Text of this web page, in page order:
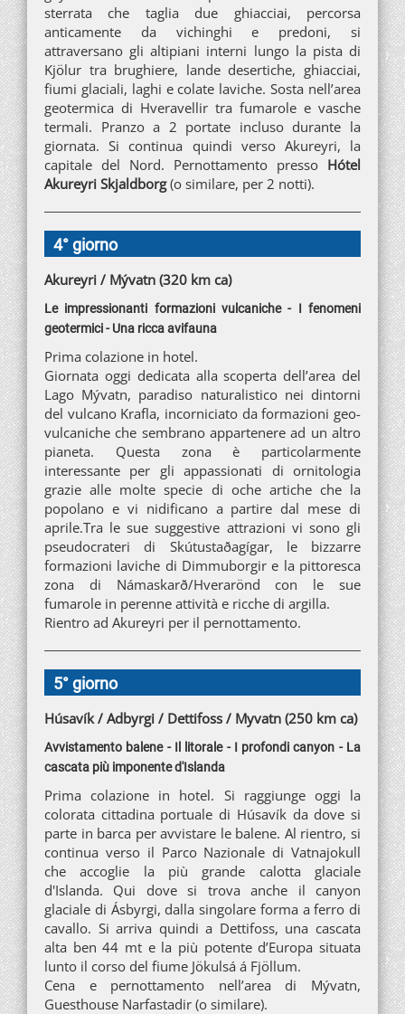
sterrata che taglia due ghiacciai, percorsa
anticamente da vichinghi e predoni, si
attraversano gli altipiani interni lungo la pista di
Kjölur tra brughiere, lande desertiche, ghiacciai,
fiumi glaciali, laghi e colate laviche. Sosta nell’area
geotermica di Hveravellir tra fumarole e vasche
termali. Pranzo a 2 portate incluso durante la
giornata. Si continua quindi verso Akureyri, la
capitale del Nord. Pernottamento presso Hótel
Akureyri Skjaldborg(o similare, per 2 notti).
4° giorno
Akureyri / Mývatn (320 km ca)
Le impressionanti formazioni vulcaniche - I fenomeni
geotermici - Una ricca avifauna
Prima colazione in hotel.
Giornata oggi dedicata alla scoperta dell’area del
Lago Mývatn, paradiso naturalistico nei dintorni
del vulcano Krafla, incorniciato da formazioni geo-
vulcaniche che sembrano appartenere ad un altro
pianeta. Questa zona è particolarmente
interessante per gli appassionati di ornitologia
grazie alle molte specie di oche artiche che la
popolano e vi nidificano a partire dal mese di
aprile.Tra le sue suggestive attrazioni vi sono gli
pseudocrateri di Skútustaðagígar, le bizzarre
formazioni laviche di Dimmuborgir e la pittoresca
zona di Námaskarð/Hverarönd con le sue
fumarole in perenne attività e ricche di argilla.
Rientro ad Akureyri per il pernottamento.
5° giorno
Húsavík / Adbyrgi / Dettifoss / Myvatn (250 km ca)
Avvistamento balene - Il litorale - I profondi canyon - La
cascata più imponente d'Islanda
Prima colazione in hotel. Si raggiunge oggi la
colorata cittadina portuale di Húsavík da dove si
parte in barca per avvistare le balene. Al rientro, si
continua verso il Parco Nazionale di Vatnajokull
che accoglie la più grande calotta glaciale
d'Islanda. Qui dove si trova anche il canyon
glaciale di Ásbyrgi, dalla singolare forma a ferro di
cavallo. Si arriva quindi a Dettifoss, una cascata
alta ben 44 mt e la più potente d’Europa situata
lunto il corso del fiume Jökulsá á Fjöllum.
Cena e pernottamento nell’area di Mývatn,
Guesthouse Narfastadir (o similare).